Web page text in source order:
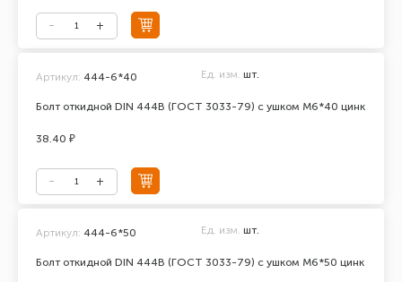
Болт откидной DIN 444В (ГОСТ 3033-79) с ушком М6*40 цинк
Артикул: 444-6*40 Ед. изм. шт.
38.40 ₽
Болт откидной DIN 444В (ГОСТ 3033-79) с ушком М6*50 цинк
Артикул: 444-6*50 Ед. изм. шт.